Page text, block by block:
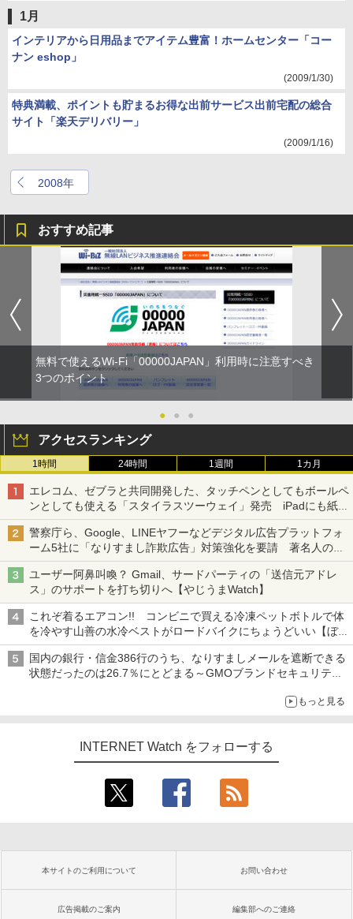
1月
インテリアから日用品までアイテム豊富！ホームセンター「コー
ナン eshop」
(2009/1/30)
特典満載、ポイントも貯まるお得な出前サービス出前宅配の総合
サイト「楽天デリバリー」
(2009/1/16)
2008年
おすすめ記事
無料で使えるWi-Fi「00000JAPAN」利用時に注意すべき
3つのポイント
● ● ●
アクセスランキング
1時間 24時間 1週間 1カ月
エレコム、ゼブラと共同開発した、タッチペンとしてもボールペ
ンとしても使える「スタイラスツーウェイ」発売 iPadにも紙に
も、持ち替えずに書き込める
警察庁ら、Google、LINEヤフーなどデジタル広告プラットフォ
ーム5社に「なりすまし詐欺広告」対策強化を要請 著名人の写
真や映像を使った投資詐欺などへの対策として
ユーザー阿鼻叫喚？ Gmail、サードパーティの「送信元アドレ
ス」のサポートを打ち切りへ【やじうまWatch】
これぞ着るエアコン!! コンビニで買える冷凍ペットボトルで体
を冷やす山善の水冷ベストがロードバイクにちょうどいい【ぼっ
ち・ざ・ろーど！その14】【空いた時間でなにしてる？】
国内の銀行・信金386行のうち、なりすましメールを遮断できる
状態だったのは26.7％にとどまる～GMOブランドセキュリティ
もっと見る
INTERNET Watch をフォローする
本サイトのご利用について お問い合わせ
広告掲載のご案内 編集部へのご連絡